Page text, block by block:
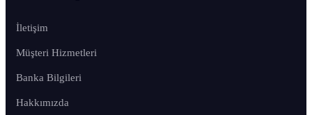
İletişim
Müşteri Hizmetleri
Banka Bilgileri
Hakkımızda